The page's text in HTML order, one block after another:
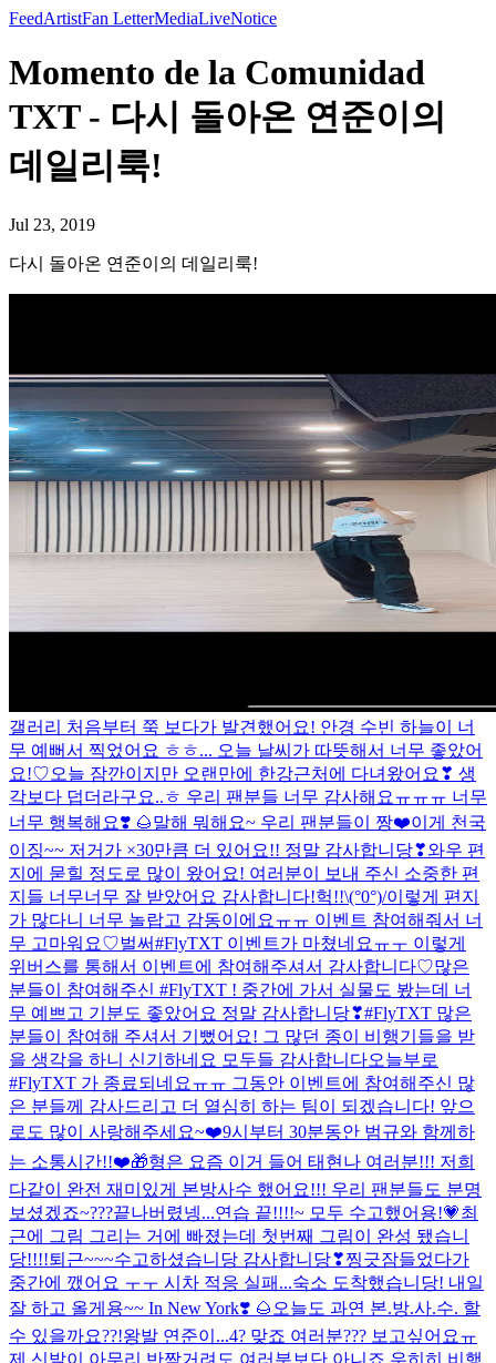
FeedArtistFan LetterMediaLiveNotice
Momento de la Comunidad
TXT - 다시 돌아온 연준이의
데일리룩!
Jul 23, 2019
다시 돌아온 연준이의 데일리룩!
갤러리 처음부터 쭉 보다가 발견했어요! 안경 수빈 하늘이 너
무 예뻐서 찍었어요 ㅎㅎ... 오늘 날씨가 따뜻해서 너무 좋았어
요!♡오늘 잠깐이지만 오랜만에 한강근처에 다녀왔어요❣ 생
각보다 덥더라구요..ㅎ 우리 팬분들 너무 감사해요ㅠㅠㅠ 너무
너무 행복해요❣️ 🌰말해 뭐해요~ 우리 팬분들이 짱❤️이게 천국
이징~~ 저거가 ×30만큼 더 있어요!! 정말 감사합니당❣와우 편
지에 묻힐 정도로 많이 왔어요! 여러분이 보내 주신 소중한 편
지들 너무너무 잘 받았어요 감사합니다!헉!!\(°0°)/이렇게 편지
가 많다니 너무 놀랍고 감동이에요ㅠㅠ 이벤트 참여해줘서 너
무 고마워요♡벌써#FlyTXT 이벤트가 마쳤네요ㅠㅜ 이렇게
위버스를 통해서 이벤트에 참여해주셔서 감사합니다♡많은
분들이 참여해주신 #FlyTXT ! 중간에 가서 실물도 봤는데 너
무 예쁘고 기분도 좋았어요 정말 감사합니당❣#FlyTXT 많은
분들이 참여해 주셔서 기뻤어요! 그 많던 종이 비행기들을 받
을 생각을 하니 신기하네요 모두들 감사합니다오늘부로
#FlyTXT 가 종료되네요ㅠㅠ 그동안 이벤트에 참여해주신 많
은 분들께 감사드리고 더 열심히 하는 팀이 되겠습니다! 앞으
로도 많이 사랑해주세요~❤️9시부터 30분동안 범규와 함께하
는 소통시간!!❤️🎁형은 요즘 이거 들어 태현나 여러분!!! 저희
다같이 완전 재미있게 본방사수 했어요!!! 우리 팬분들도 분명
보셨겠죠~???끝나버렸넹...연습 끝!!!!~ 모두 수고했어용!💗최
근에 그림 그리는 거에 빠졌는데 첫번째 그림이 완성 됐습니
당!!!!퇴근~~~수고하셨습니당 감사합니당❣찡긋잠들었다가
중간에 깼어요 ㅜㅜ 시차 적응 실패...숙소 도착했습니당! 내일
잘 하고 올게용~~ In New York❣️ 🌰 오늘도 과연 본.방.사.수. 할
수 있을까요??!왕발 연준이...4? 맞죠 여러분??? 보고싶어요ㅠ
제 신발이 아무리 반짝거려도 여러분보단 아니죠 우히히 비행